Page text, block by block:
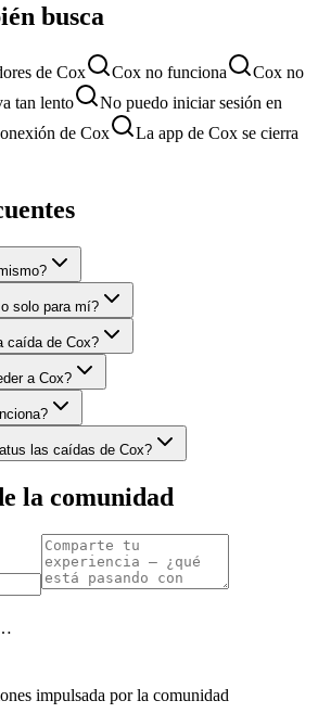
busca
de Cox Cox no funciona
Cox no
tan lento
No puedo iniciar sesión en
de Cox
La app de Cox se cierra
solo para mí?
caída de Cox?
a Cox?
las caídas de Cox?
la comunidad
impulsada por la comunidad